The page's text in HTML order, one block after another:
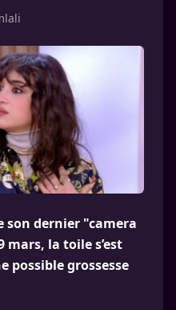
son dernier "camera
la toile s’est
possible grossesse